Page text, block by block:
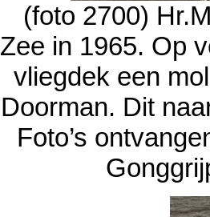
(foto 2700)
Zee in 1965. Op
vliegdek een
Doorman. Dit
Foto’s